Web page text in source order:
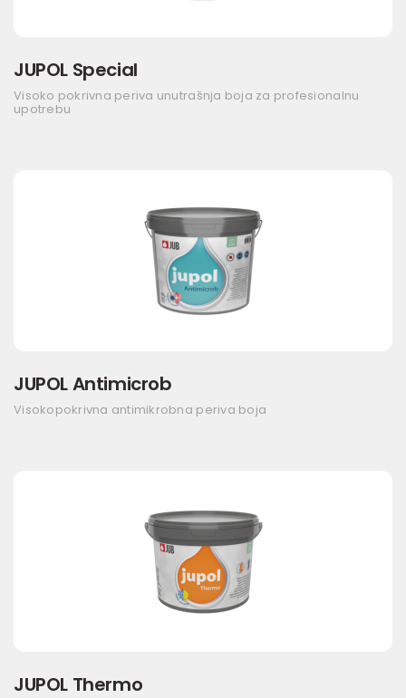
JUPOL Special
Visoko pokrivna periva unutrašnja boja za profesionalnu
upotrebu
JUPOL Antimicrob
Visokopokrivna antimikrobna periva boja
JUPOL Thermo